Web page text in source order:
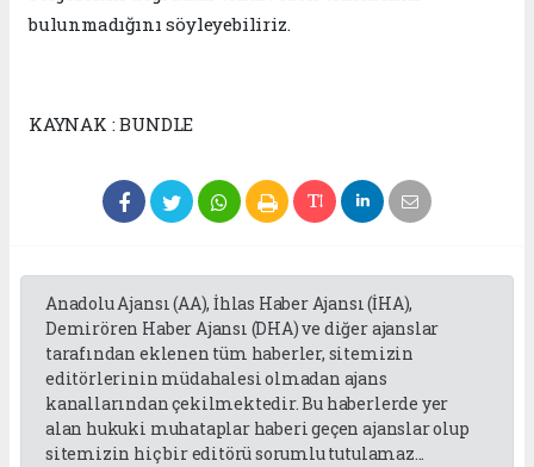
bulunmadığını söyleyebiliriz.
KAYNAK : BUNDLE
Anadolu Ajansı (AA), İhlas Haber Ajansı (İHA),
Demirören Haber Ajansı (DHA) ve diğer ajanslar
tarafından eklenen tüm haberler, sitemizin
editörlerinin müdahalesi olmadan ajans
kanallarından çekilmektedir. Bu haberlerde yer
alan hukuki muhataplar haberi geçen ajanslar olup
sitemizin hiç bir editörü sorumlu tutulamaz...